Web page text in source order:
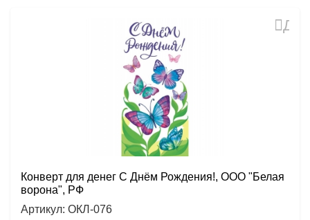
Конверт для денег С Днём Рождения!, ООО "Белая
ворона", РФ
Артикул: ОКЛ-076